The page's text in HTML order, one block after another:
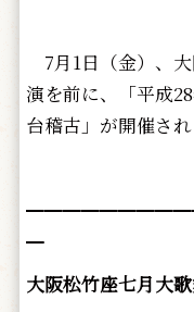
7月1日（金）、
演を前に、「平成
台稽古」が開催され
━
大阪松竹座七月大